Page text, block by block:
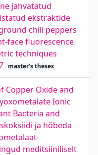
jahvatatud
ekstraktide
chili peppers
face fluorescence
techniques
master's theses
Copper Oxide and
Ionic
Bacteria and
ja hõbeda
meditsiiniliselt